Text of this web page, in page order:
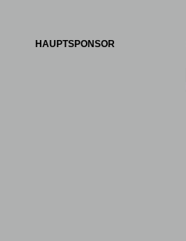
HAUPTSPONSOR